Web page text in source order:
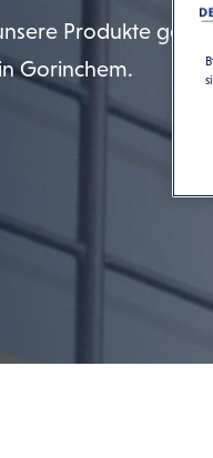
Produkte
Gorinchem.